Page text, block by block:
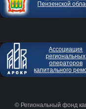
Пензенской
Ассоциация
региональных
операторов
капитального
© Региональный фонд